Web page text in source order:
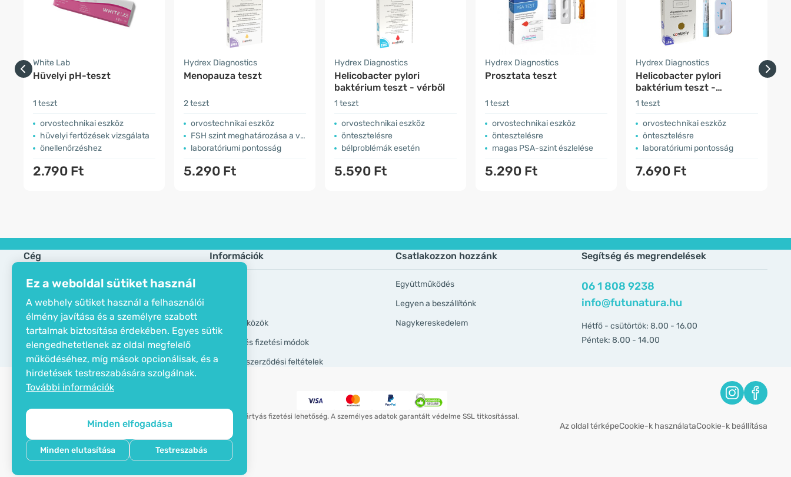
Ez a weboldal sütiket használ
A webhely sütiket használ a felhasználói
élmény javítása és a személyre szabott
tartalmak biztosítása érdekében. Egyes sütik
elengedhetetlenek az oldal megfelelő
működéséhez, míg mások opcionálisak, és a
hirdetések testreszabására szolgálnak.
További információk
Minden elfogadása
Minden elutasítása Testreszabás
White Lab
Hüvelyi pH-teszt
1 teszt
orvostechnikai eszköz
hüvelyi fertőzések vizsgálata
önellenőrzéshez
2.790 Ft
Hydrex Diagnostics
Menopauza teszt
2 teszt
orvostechnikai eszköz
FSH szint meghatározása a vizeletben
laboratóriumi pontosság
5.290 Ft
Hydrex Diagnostics
Helicobacter pylori
baktérium teszt - vérből
1 teszt
orvostechnikai eszköz
öntesztelésre
bélproblémák esetén
5.590 Ft
Hydrex Diagnostics
Prosztata teszt
1 teszt
orvostechnikai eszköz
öntesztelésre
magas PSA-szint észlelése
5.290 Ft
Hydrex Diagnostics
Helicobacter pylori
baktérium teszt -
székletből
1 teszt
orvostechnikai eszköz
öntesztelésre
laboratóriumi pontosság
7.690 Ft
Cég
Öko tanusítvány
Elérhetőségek
Rólunk
Információk
GDPR eszközök
Szállítási és fizetési módok
Általános szerződési feltételek
Csatlakozzon hozzánk
Együttműködés
Legyen a beszállítónk
Nagykereskedelem
Segítség és megrendelések
06 1 808 9238
info@futunatura.hu
Hétfő - csütörtök: 8.00 - 16.00
Péntek: 8.00 - 14.00
Bankkártyás fizetési lehetőség. A személyes adatok garantált védelme SSL titkosítással.
Copyright © 2012 - 2026   |   Be Healthy Group d.o.o. Az oldal térképeCookie-k használataCookie-k beállítása